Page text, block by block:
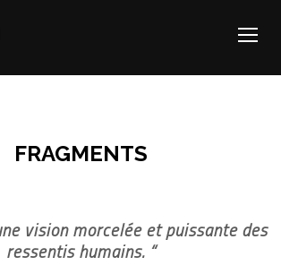
FRAGMENTS
vision morcelée et puissante des
ressentis humains. “